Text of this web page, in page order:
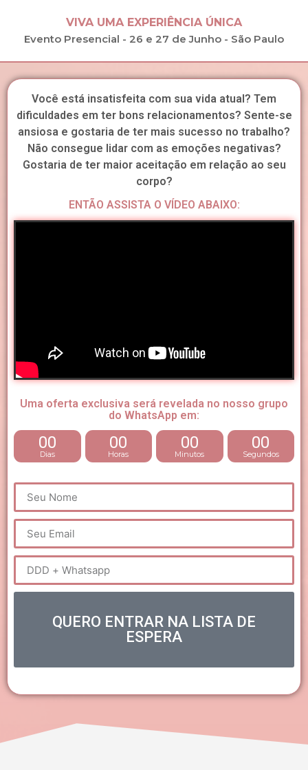
VIVA UMA EXPERIÊNCIA ÚNICA
Evento Presencial - 26 e 27 de Junho - São Paulo
Você está insatisfeita com sua vida atual? Tem
dificuldades em ter bons relacionamentos? Sente-se
ansiosa e gostaria de ter mais sucesso no trabalho?
Não consegue lidar com as emoções negativas?
Gostaria de ter maior aceitação em relação ao seu
corpo?
ENTÃO ASSISTA O VÍDEO ABAIXO:
Uma oferta exclusiva será revelada no nosso grupo
do WhatsApp em:
00
Dias
00
Horas
00
Minutos
00
Segundos
QUERO ENTRAR NA LISTA DE
ESPERA